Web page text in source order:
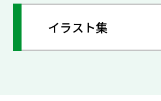
イラスト集